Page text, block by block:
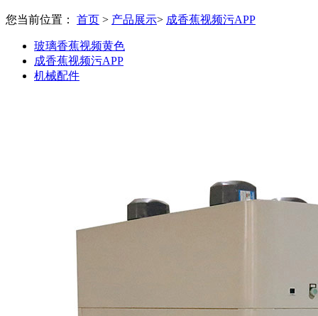
您当前位置： 首页 > 产品展示> 成香蕉视频污APP
玻璃香蕉视频黄色
成香蕉视频污APP
机械配件